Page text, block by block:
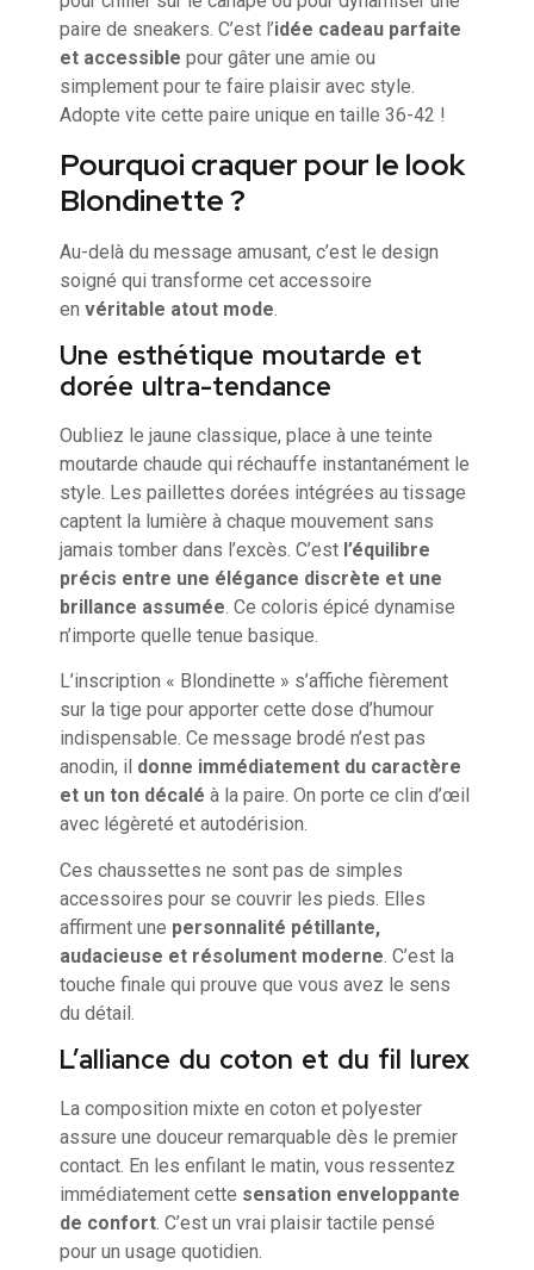
paire de sneakers. C’est l’idée cadeau parfaite
et accessible pour gâter une amie ou
simplement pour te faire plaisir avec style.
Adopte vite cette paire unique en taille 36-42 !
Pourquoi craquer pour le look
Blondinette ?
Au-delà du message amusant, c’est le design
soigné qui transforme cet accessoire
en véritable atout mode
Une esthétique moutarde et
dorée ultra-tendance
Oubliez le jaune classique, place à une teinte
moutarde chaude qui réchauffe instantanément le
style. Les paillettes dorées intégrées au tissage
captent la lumière à chaque mouvement sans
jamais tomber dans l’excès. C’est l’équilibre
précis entre une élégance discrète et une
brillance assumée. Ce coloris épicé dynamise
n’importe quelle tenue basique.
L’inscription « Blondinette » s’affiche fièrement
sur la tige pour apporter cette dose d’humour
indispensable. Ce message brodé n’est pas
anodin, il donne immédiatement du caractère
et un ton décalé à la paire. On porte ce clin d’œil
avec légèreté et autodérision.
Ces chaussettes ne sont pas de simples
accessoires pour se couvrir les pieds. Elles
affirment une personnalité pétillante,
audacieuse et résolument moderne . C’est la
touche finale qui prouve que vous avez le sens
du détail.
L’alliance du coton et du fil lurex
La composition mixte en coton et polyester
assure une douceur remarquable dès le premier
contact. En les enfilant le matin, vous ressentez
immédiatement cette sensation enveloppante
de confort. C’est un vrai plaisir tactile pensé
pour un usage quotidien.